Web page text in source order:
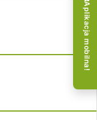
Aplikacja mobilna!